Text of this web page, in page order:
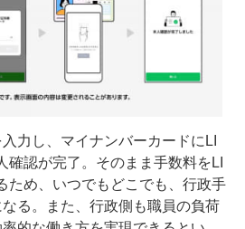
力し、マイナンバーカードにLI
確認が完了。そのまま手数料をLI
ため、いつでもどこでも、行政手
る。また、行政側も職員の負荷